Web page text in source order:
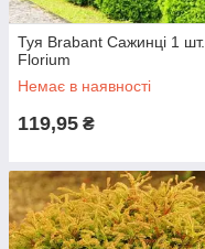
Туя Brabant Сажинці 1 шт.
Florium
Немає в наявності
119,95 ₴